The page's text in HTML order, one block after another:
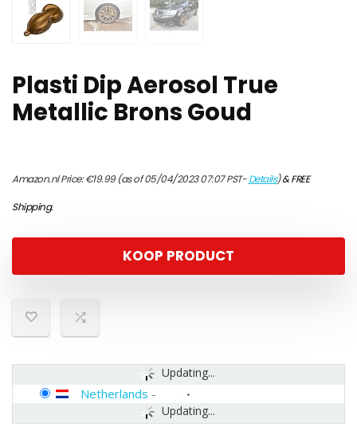
Plasti Dip Aerosol True
Metallic Brons Goud
Amazon.nl Price:€19.99(as of 05/04/2023 07:07 PST-Details)&FREE
Shipping.
KOOP PRODUCT
Updating...
Updating...
Netherlands -